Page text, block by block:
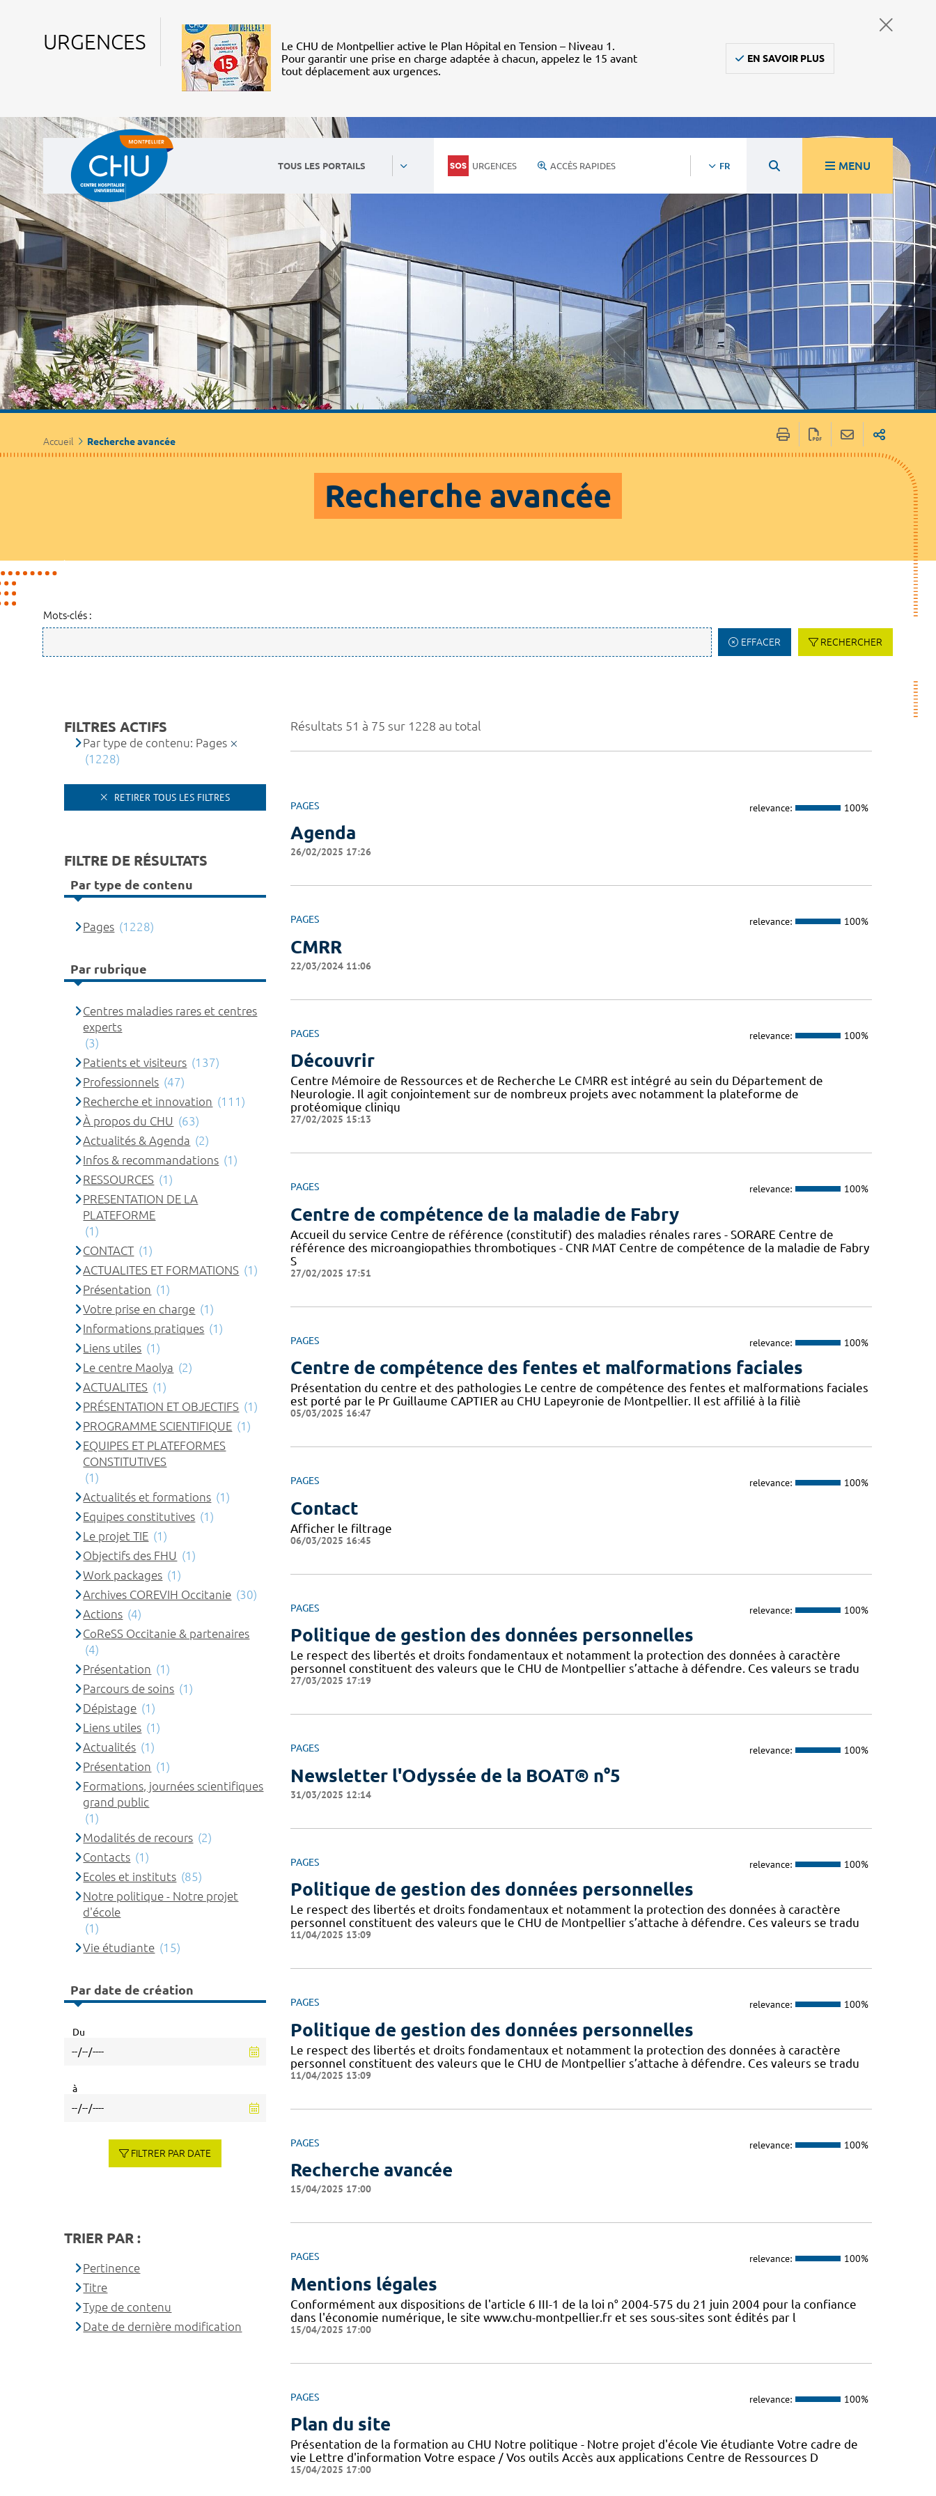
URGENCES
Le CHU de Montpellier active le Plan Hôpital en Tension – Niveau 1.
Pour garantir une prise en charge adaptée à chacun, appelez le 15 avant
tout déplacement aux urgences.
EN SAVOIR PLUS
TOUS LES PORTAILS URGENCES ACCÈS RAPIDES FR MENU
Accueil Recherche avancée
Recherche avancée
Mots-clés :
EFFACER RECHERCHER
Résultats 51 à 75 sur 1228 au total
PAGES relevance: 100%
Agenda
26/02/2025 17:26
PAGES relevance: 100%
CMRR
22/03/2024 11:06
PAGES relevance: 100%
Découvrir
Centre Mémoire de Ressources et de Recherche Le CMRR est intégré au sein du Département de
Neurologie. Il agit conjointement sur de nombreux projets avec notamment la plateforme de
protéomique cliniqu
27/02/2025 15:13
PAGES relevance: 100%
Centre de compétence de la maladie de Fabry
Accueil du service Centre de référence (constitutif) des maladies rénales rares - SORARE Centre de
référence des microangiopathies thrombotiques - CNR MAT Centre de compétence de la maladie de Fabry
S
27/02/2025 17:51
PAGES relevance: 100%
Centre de compétence des fentes et malformations faciales
Présentation du centre et des pathologies Le centre de compétence des fentes et malformations faciales
est porté par le Pr Guillaume CAPTIER au CHU Lapeyronie de Montpellier. Il est affilié à la filiè
05/03/2025 16:47
PAGES relevance: 100%
Contact
Afficher le filtrage
06/03/2025 16:45
PAGES relevance: 100%
Politique de gestion des données personnelles
Le respect des libertés et droits fondamentaux et notamment la protection des données à caractère
personnel constituent des valeurs que le CHU de Montpellier s’attache à défendre. Ces valeurs se tradu
27/03/2025 17:19
PAGES relevance: 100%
Newsletter l'Odyssée de la BOAT® n°5
31/03/2025 12:14
PAGES relevance: 100%
Politique de gestion des données personnelles
Le respect des libertés et droits fondamentaux et notamment la protection des données à caractère
personnel constituent des valeurs que le CHU de Montpellier s’attache à défendre. Ces valeurs se tradu
11/04/2025 13:09
PAGES relevance: 100%
Politique de gestion des données personnelles
Le respect des libertés et droits fondamentaux et notamment la protection des données à caractère
personnel constituent des valeurs que le CHU de Montpellier s’attache à défendre. Ces valeurs se tradu
11/04/2025 13:09
PAGES relevance: 100%
Recherche avancée
15/04/2025 17:00
PAGES relevance: 100%
Mentions légales
Conformément aux dispositions de l'article 6 III-1 de la loi n° 2004-575 du 21 juin 2004 pour la confiance
dans l'économie numérique, le site www.chu-montpellier.fr et ses sous-sites sont édités par l
15/04/2025 17:00
PAGES relevance: 100%
Plan du site
Présentation de la formation au CHU Notre politique - Notre projet d'école Vie étudiante Votre cadre de
vie Lettre d'information Votre espace / Vos outils Accès aux applications Centre de Ressources D
15/04/2025 17:00
FILTRES ACTIFS
Par type de contenu: Pages
(1228)
RETIRER TOUS LES FILTRES
FILTRE DE RÉSULTATS
Par type de contenu
Pages (1228)
Par rubrique
Centres maladies rares et centres
experts
(3)
Patients et visiteurs (137)
Professionnels (47)
Recherche et innovation (111)
À propos du CHU (63)
Actualités & Agenda (2)
Infos & recommandations (1)
RESSOURCES (1)
PRESENTATION DE LA
PLATEFORME
(1)
CONTACT (1)
ACTUALITES ET FORMATIONS (1)
Présentation (1)
Votre prise en charge (1)
Informations pratiques (1)
Liens utiles (1)
Le centre Maolya (2)
ACTUALITES (1)
PRÉSENTATION ET OBJECTIFS (1)
PROGRAMME SCIENTIFIQUE (1)
EQUIPES ET PLATEFORMES
CONSTITUTIVES
(1)
Actualités et formations (1)
Equipes constitutives (1)
Le projet TIE (1)
Objectifs des FHU (1)
Work packages (1)
Archives COREVIH Occitanie (30)
Actions (4)
CoReSS Occitanie & partenaires
(4)
Présentation (1)
Parcours de soins (1)
Dépistage (1)
Liens utiles (1)
Actualités (1)
Présentation (1)
Formations, journées scientifiques
grand public
(1)
Modalités de recours (2)
Contacts (1)
Ecoles et instituts (85)
Notre politique - Notre projet
d'école
(1)
Vie étudiante (15)
Par date de création
Du
à
FILTRER PAR DATE
TRIER PAR :
Pertinence
Titre
Type de contenu
Date de dernière modification